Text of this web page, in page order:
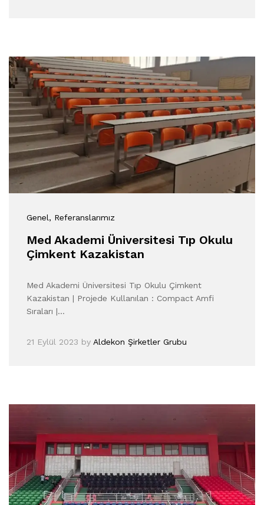
Genel, Referanslarımız
Med Akademi Üniversitesi Tıp Okulu
Çimkent Kazakistan
Med Akademi Üniversitesi Tıp Okulu Çimkent
Kazakistan | Projede Kullanılan : Compact Amfi
Sıraları |…
21 Eylül 2023 by Aldekon Şirketler Grubu